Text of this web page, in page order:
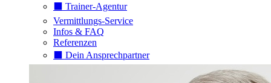
⬛️ Trainer-Agentur
Vermittlungs-Service
Infos & FAQ
Referenzen
⬛️ Dein Ansprechpartner